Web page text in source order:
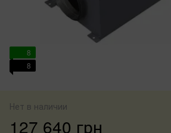
8
8
Нет в наличии
127 640 грн